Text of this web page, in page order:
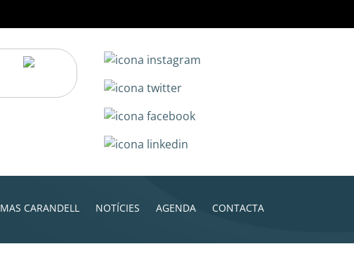
MAS CARANDELL NOTÍCIES AGENDA CONTACTA